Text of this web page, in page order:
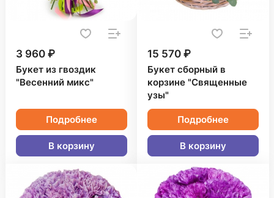
3 960 ₽
Букет из гвоздик
"Весенний микс"
Подробнее
В корзину
15 570 ₽
Букет сборный в
корзине "Священные
узы"
Подробнее
В корзину